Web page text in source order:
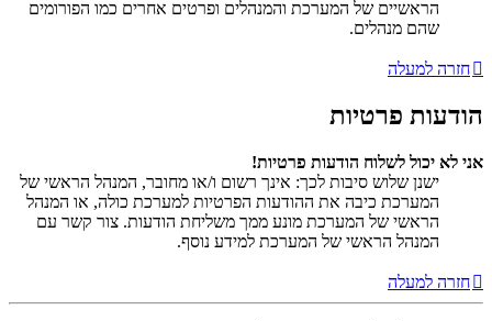
הראשיים של המערכת והמנהלים ופרטים אחרים כמו הפורומים
שהם מנהלים.
חזרה למעלה
הודעות פרטיות
אני לא יכול לשלוח הודעות פרטיות!
ישנן שלוש סיבות לכך: אינך רשום ו/או מחובר, המנהל הראשי של
המערכת כיבה את ההודעות הפרטיות למערכת כולה, או המנהל
הראשי של המערכת מונע ממך משליחת הודעות. צור קשר עם
המנהל הראשי של המערכת למידע נוסף.
חזרה למעלה